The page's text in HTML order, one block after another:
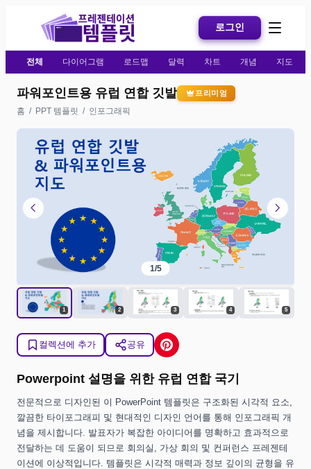
로그인
전체 다이어그램 로드맵 달력 차트 개념 지도
파워포인트용 유럽 연합 깃발 프리미엄
홈 / PPT 템플릿 / 인포그래픽
chevron_left chevron_right
1/5
1 2 3 4 5
컬렉션에 추가 공유
Powerpoint 설명을 위한 유럽 연합 국기
전문적으로 디자인된 이 PowerPoint 템플릿은 구조화된 시각적 요소,
깔끔한 타이포그래피 및 현대적인 디자인 언어를 통해 인포그래픽 개
념을 제시합니다. 발표자가 복잡한 아이디어를 명확하고 효과적으로
전달하는 데 도움이 되므로 회의실, 가상 회의 및 컨퍼런스 프레젠테
이션에 이상적입니다. 템플릿은 시각적 매력과 정보 깊이의 균형을 유